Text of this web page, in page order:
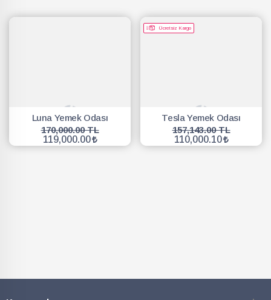
Luna Yemek Odası
170,000.00 TL
119,000.00
Ücretsiz Kargo
Tesla Yemek Odası
157,143.00 TL
110,000.10